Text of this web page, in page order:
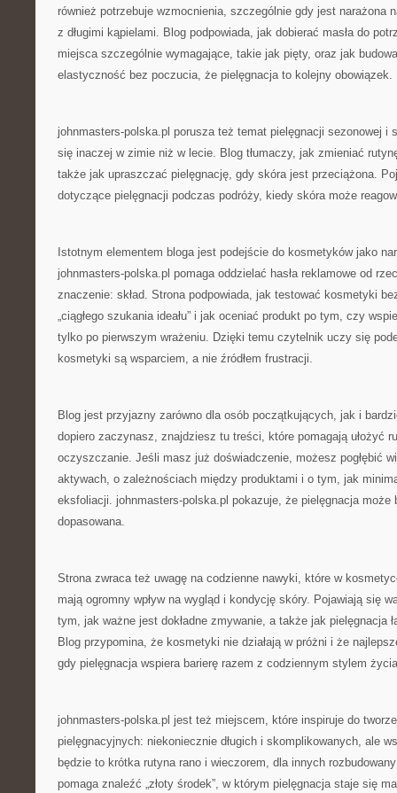
również potrzebuje wzmocnienia, szczególnie gdy jest narażona
z długimi kąpielami. Blog podpowiada, jak dobierać masła do
miejsca szczególnie wymagające, takie jak pięty, oraz jak
elastyczność bez poczucia, że pielęgnacja to kolejny obowiązek.
johnmasters-polska.pl porusza też temat pielęgnacji sezonowej i
się inaczej w zimie niż w lecie. Blog tłumaczy, jak zmieniać
także jak upraszczać pielęgnację, gdy skóra jest przeciążona.
dotyczące pielęgnacji podczas podróży, kiedy skóra może
Istotnym elementem bloga jest podejście do kosmetyków jako
johnmasters-polska.pl pomaga oddzielać hasła reklamowe od
znaczenie: skład. Strona podpowiada, jak testować kosmetyki
„ciągłego szukania ideału” i jak oceniać produkt po tym, czy
tylko po pierwszym wrażeniu. Dzięki temu czytelnik uczy się
kosmetyki są wsparciem, a nie źródłem frustracji.
Blog jest przyjazny zarówno dla osób początkujących, jak i
dopiero zaczynasz, znajdziesz tu treści, które pomagają ułożyć
oczyszczanie. Jeśli masz już doświadczenie, możesz pogłębić
aktywach, o zależnościach między produktami i o tym, jak
eksfoliacji. johnmasters-polska.pl pokazuje, że pielęgnacja może
dopasowana.
Strona zwraca też uwagę na codzienne nawyki, które w
mają ogromny wpływ na wygląd i kondycję skóry. Pojawiają się
tym, jak ważne jest dokładne zmywanie, a także jak pielęgnacja
Blog przypomina, że kosmetyki nie działają w próżni i że
gdy pielęgnacja wspiera barierę razem z codziennym stylem
johnmasters-polska.pl jest też miejscem, które inspiruje do
pielęgnacyjnych: niekoniecznie długich i skomplikowanych, ale
będzie to krótka rutyna rano i wieczorem, dla innych
pomaga znaleźć „złoty środek”, w którym pielęgnacja staje się